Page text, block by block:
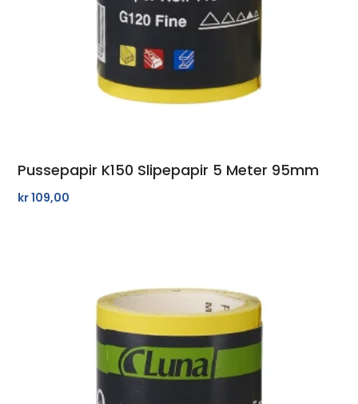
Pussepapir K150 Slipepapir 5 Meter 95mm
kr109,00